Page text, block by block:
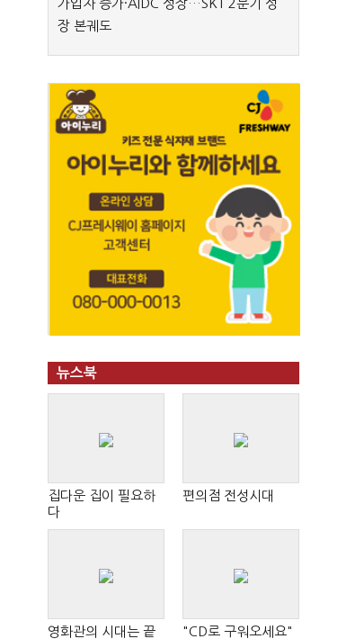
가입자 증가·AIDC 성장…SKT 2분기 성
장 본궤도
뉴스북
집다운 집이 필요하
다
편의점 전성시대
영화관의 시대는 끝
"CD로 구워오세요"